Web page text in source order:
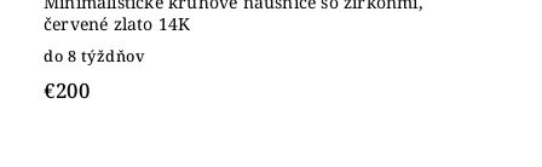
červené zlato 14K
do 8 týždňov
€200